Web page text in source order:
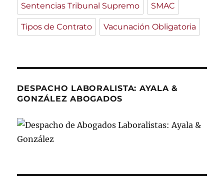
Sentencias Tribunal Supremo SMAC
Tipos de Contrato Vacunación Obligatoria
DESPACHO LABORALISTA: AYALA &
GONZÁLEZ ABOGADOS